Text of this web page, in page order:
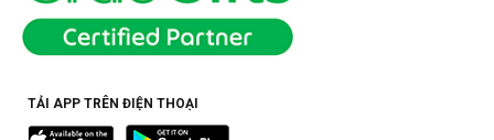
TẢI APP TRÊN ĐIỆN THOẠI